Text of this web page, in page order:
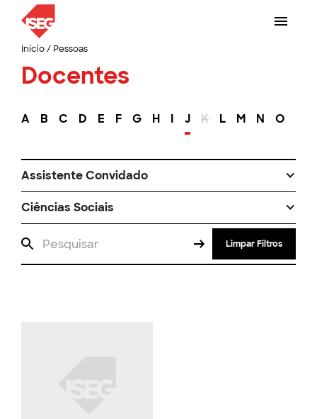
Início/ Pessoas
Docentes
A B C D E F G H I J K L M N O
Assistente Convidado
Ciências Sociais
Limpar Filtros